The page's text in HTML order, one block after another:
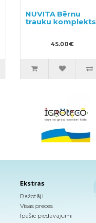
NUVITA Bērnu
trauku komplekts
45.00€
Ekstras
Ražotāji
Visas preces
Īpašie piedāvājumi